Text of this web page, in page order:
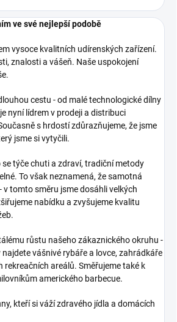
ve své nejlepší podobě
vysoce kvalitních udírenských zařízení.
znalosti a vášeň. Naše uspokojení
cestu - od malé technologické dílny
nyní lídrem v prodeji a distribuci
s hrdostí zdůrazňujeme, že jsme
jsme si vytyčili.
se týče chuti a zdraví, tradiční metody
To však neznamená, že samotná
v tomto směru jsme dosáhli velkých
nabídku a zvyšujeme kvalitu
růstu našeho zákaznického okruhu -
vášnivé rybáře a lovce, zahrádkáře
rekreačních areálů. Směřujeme také k
amerického barbecue.
kteří si váží zdravého jídla a domácích